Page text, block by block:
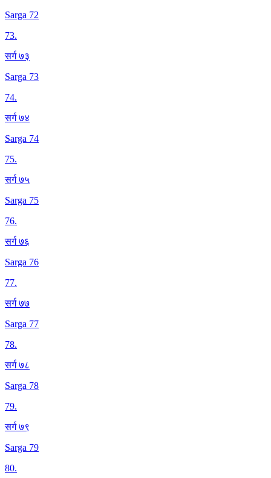
Sarga 72
73.
सर्ग ७३
Sarga 73
74.
सर्ग ७४
Sarga 74
75.
सर्ग ७५
Sarga 75
76.
सर्ग ७६
Sarga 76
77.
सर्ग ७७
Sarga 77
78.
सर्ग ७८
Sarga 78
79.
सर्ग ७९
Sarga 79
80.